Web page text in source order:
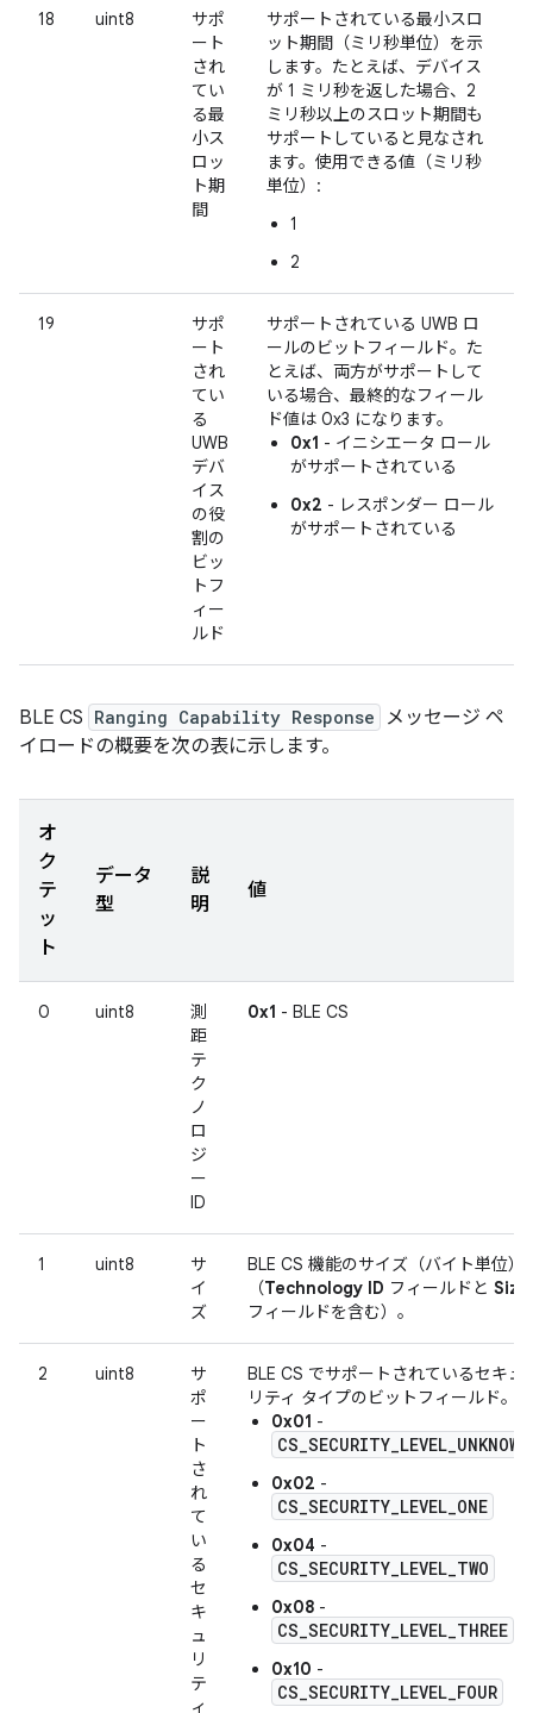
18 uint8
サポ
ート
され
てい
る最
小ス
ロッ
ト期
間
サポートされている最小スロ
ット期間（ミリ秒単位）を示
します。たとえば、デバイス
が 1 ミリ秒を返した場合、2
ミリ秒以上のスロット期間も
サポートしていると見なされ
ます。使用できる値（ミリ秒
単位）:
1
2
19
サポ
ート
され
てい
る
UWB
デバ
イス
の役
割の
ビッ
トフ
ィー
ルド
サポートされている UWB ロ
ールのビットフィールド。た
とえば、両方がサポートして
いる場合、最終的なフィール
ド値は 0x3 になります。
0x1 - イニシエータ ロール
がサポートされている
0x2 - レスポンダー ロール
がサポートされている
BLE CS Ranging Capability Response
メッセージ ペ
イロードの概要を次の表に示します。
オ
ク
テ
ッ
ト
データ
型
説
明
値
0 uint8
測
距
テ
ク
ノ
ロ
ジ
ー
ID
0x1 - BLE CS
1 uint8
サ
イ
ズ
BLE CS 機能のサイズ（バイト単位）
（Technology ID フィールドと Size
フィールドを含む）。
2 uint8
サ
ポ
ー
ト
さ
れ
て
い
る
セ
キ
ュ
リ
テ
ィ
BLE CS でサポートされているセキュ
リティ タイプのビットフィールド。
0x01 -
CS_SECURITY_LEVEL_UNKNOWN
0x02 -
CS_SECURITY_LEVEL_ONE
0x04 -
CS_SECURITY_LEVEL_TWO
0x08 -
CS_SECURITY_LEVEL_THREE
0x10 -
CS_SECURITY_LEVEL_FOUR